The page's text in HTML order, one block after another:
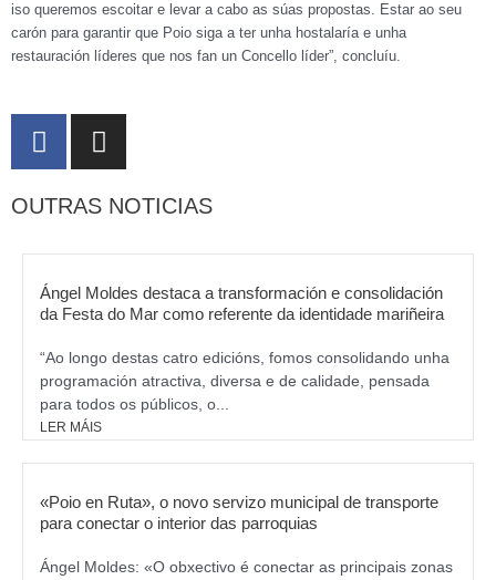
iso queremos escoitar e levar a cabo as súas propostas. Estar ao seu
carón para garantir que Poio siga a ter unha hostalaría e unha
restauración líderes que nos fan un Concello líder”, concluíu.
F
a
e
o
o
k
I
n
t
g
r
a
m
OUTRAS NOTICIAS
Ángel Moldes destaca a transformación e consolidación
da Festa do Mar como referente da identidade mariñeira
“Ao longo destas catro edicións, fomos consolidando unha
programación atractiva, diversa e de calidade, pensada
para todos os públicos, o...
LER MÁIS
«Poio en Ruta», o novo servizo municipal de transporte
para conectar o interior das parroquias
Ángel Moldes: «O obxectivo é conectar as principais zonas